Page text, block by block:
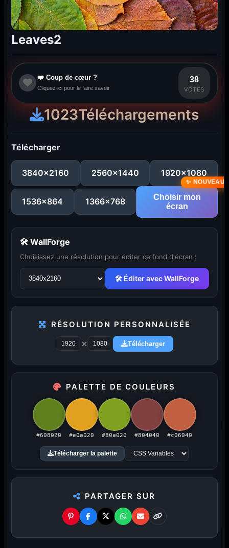
1 2 3 4 5 ... 29
Publicité désactivée (cookies refusés)
Amigos3D — La destination ultime
pour choisir un fond d'écran.
Littéralement.
Toutes les résolutions. Tous les écrans.
Leaves2
❤️ Coup de cœur ?
Cliquez ici pour le faire savoir
38
VOTES
1023Téléchargements
Télécharger
3840x2160 2560x1440 1920x1080
1536x864 1366x768
Choisir mon
écran
🛠 WallForge
Choisissez une résolution pour éditer ce fond d'écran :
🛠 Éditer avec WallForge
RÉSOLUTION PERSONNALISÉE
× Télécharger
PALETTE DE COULEURS
#608020 #e0a020 #80a020 #804040 #c06040
Télécharger la palette
PARTAGER SUR